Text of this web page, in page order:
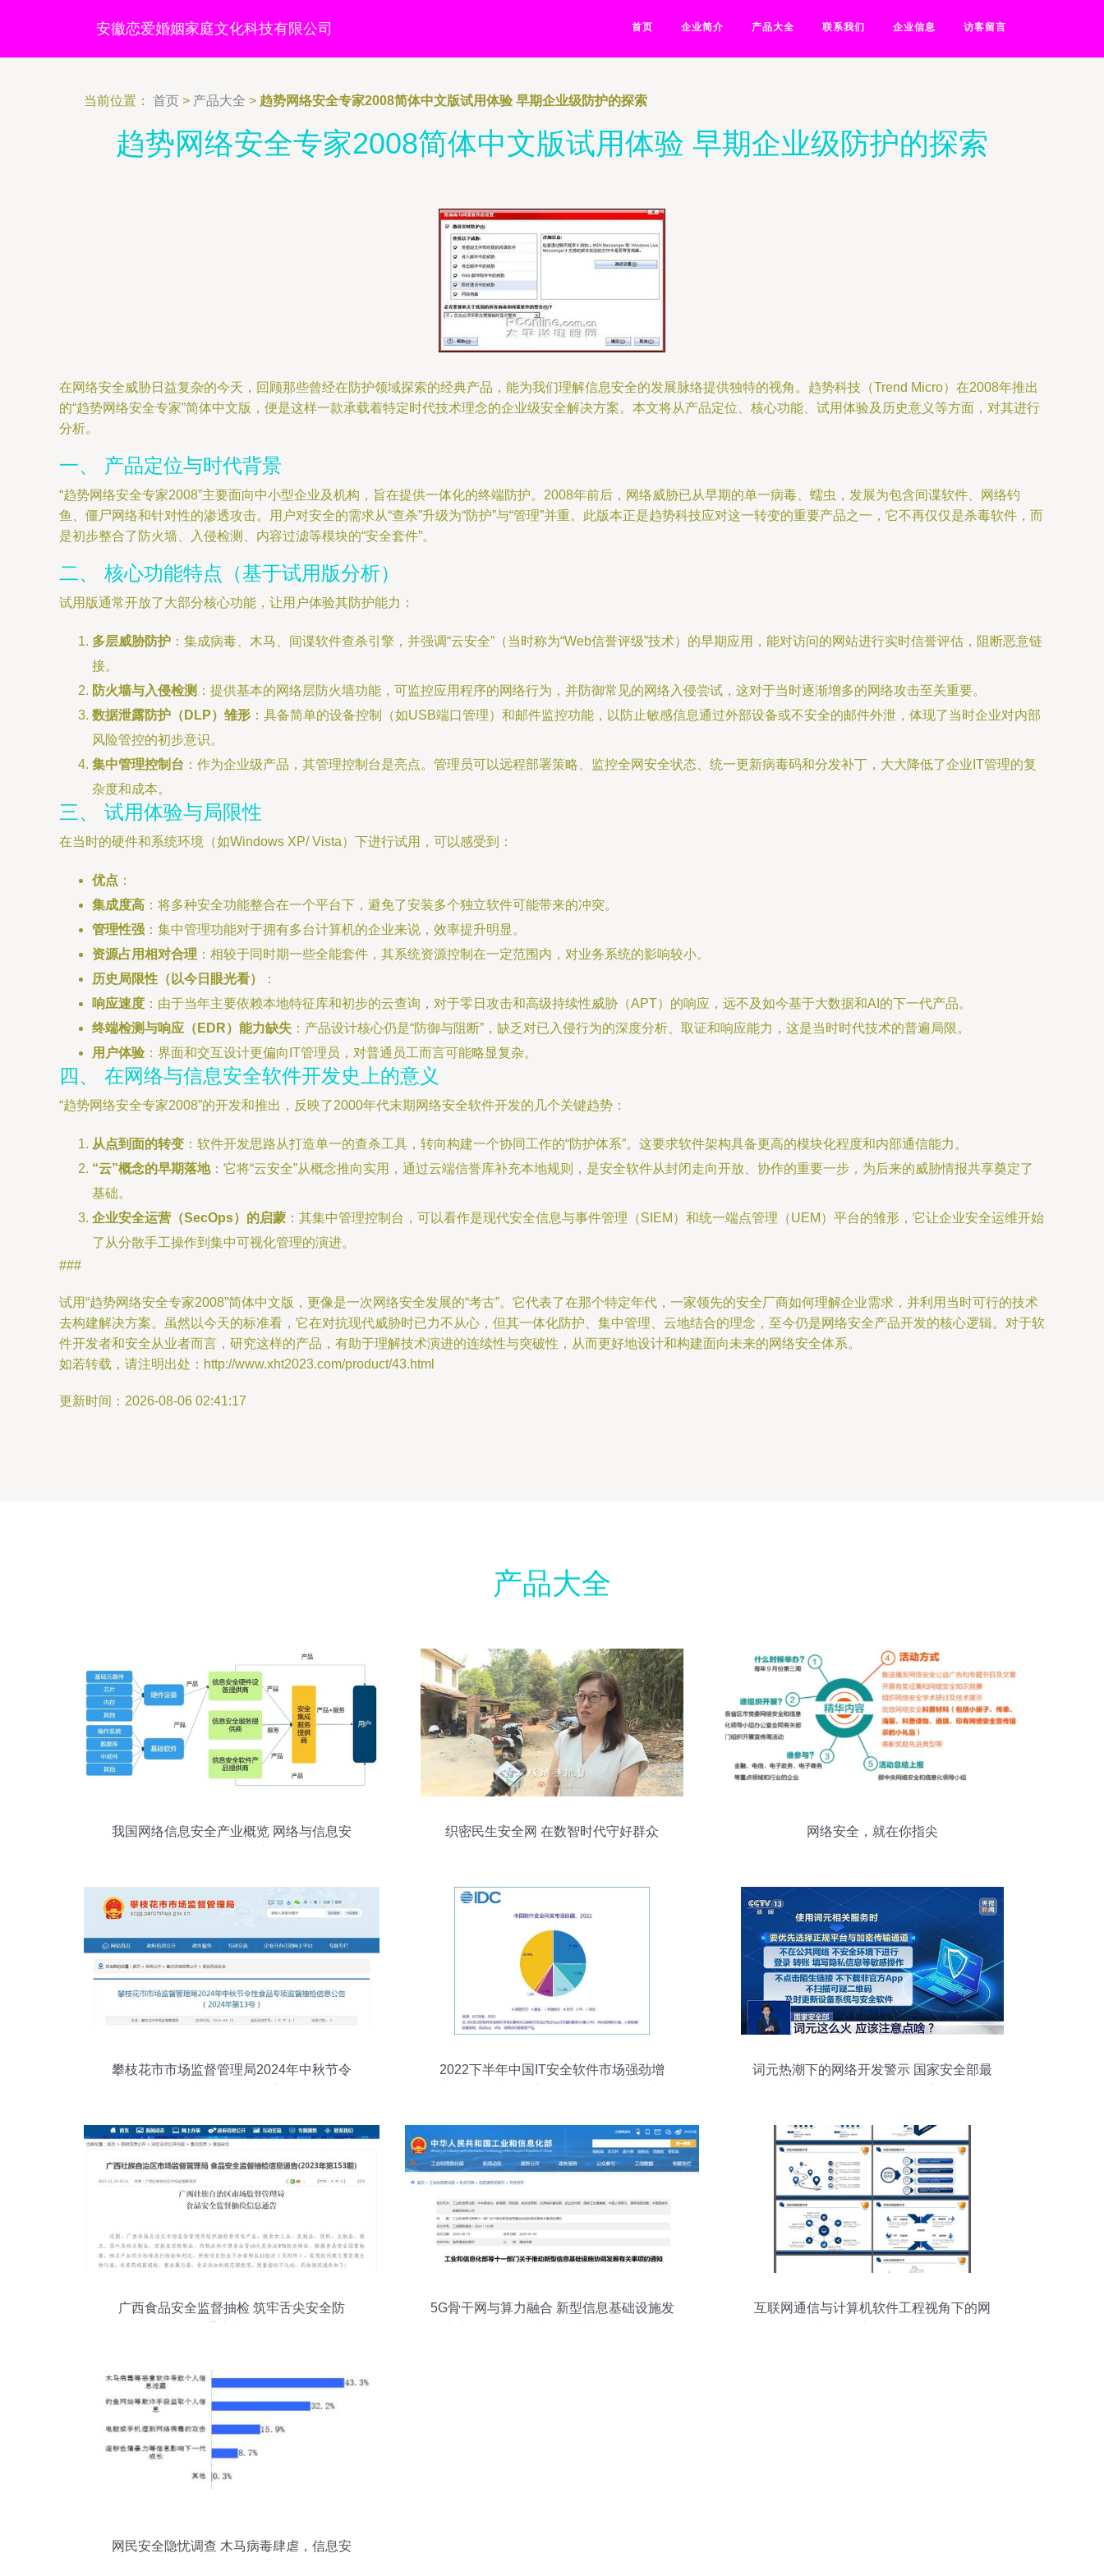
安徽恋爱婚姻家庭文化科技有限公司 首页 企业简介 产品大全 联系我们 企业信息 访客留言
当前位置： 首页 > 产品大全 > 趋势网络安全专家2008简体中文版试用体验 早期企业级防护的探索
趋势网络安全专家2008简体中文版试用体验 早期企业级防护的探索
在网络安全威胁日益复杂的今天，回顾那些曾经在防护领域探索的经典产品，能为我们理解信息安全的发展脉络提供独特的视角。趋势科技（Trend Micro）在2008年推出
的“趋势网络安全专家”简体中文版，便是这样一款承载着特定时代技术理念的企业级安全解决方案。本文将从产品定位、核心功能、试用体验及历史意义等方面，对其进行
分析。
一、 产品定位与时代背景
“趋势网络安全专家2008”主要面向中小型企业及机构，旨在提供一体化的终端防护。2008年前后，网络威胁已从早期的单一病毒、蠕虫，发展为包含间谍软件、网络钓
鱼、僵尸网络和针对性的渗透攻击。用户对安全的需求从“查杀”升级为“防护”与“管理”并重。此版本正是趋势科技应对这一转变的重要产品之一，它不再仅仅是杀毒软件，而
是初步整合了防火墙、入侵检测、内容过滤等模块的“安全套件”。
二、 核心功能特点（基于试用版分析）
试用版通常开放了大部分核心功能，让用户体验其防护能力：
多层威胁防护 ：集成病毒、木马、间谍软件查杀引擎，并强调“云安全”（当时称为“Web信誉评级”技术）的早期应用，能对访问的网站进行实时信誉评估，阻断恶意链
接。
防火墙与入侵检测 ：提供基本的网络层防火墙功能，可监控应用程序的网络行为，并防御常见的网络入侵尝试，这对于当时逐渐增多的网络攻击至关重要。
数据泄露防护（DLP）雏形 ：具备简单的设备控制（如USB端口管理）和邮件监控功能，以防止敏感信息通过外部设备或不安全的邮件外泄，体现了当时企业对内部
风险管控的初步意识。
集中管理控制台 ：作为企业级产品，其管理控制台是亮点。管理员可以远程部署策略、监控全网安全状态、统一更新病毒码和分发补丁，大大降低了企业IT管理的复
杂度和成本。
三、 试用体验与局限性
在当时的硬件和系统环境（如Windows XP/ Vista）下进行试用，可以感受到：
优点 ：
集成度高 ：将多种安全功能整合在一个平台下，避免了安装多个独立软件可能带来的冲突。
管理性强 ：集中管理功能对于拥有多台计算机的企业来说，效率提升明显。
资源占用相对合理 ：相较于同时期一些全能套件，其系统资源控制在一定范围内，对业务系统的影响较小。
历史局限性（以今日眼光看）
：
响应速度 ：由于当年主要依赖本地特征库和初步的云查询，对于零日攻击和高级持续性威胁（APT）的响应，远不及如今基于大数据和AI的下一代产品。
终端检测与响应（EDR）能力缺失 ：产品设计核心仍是“防御与阻断”，缺乏对已入侵行为的深度分析、取证和响应能力，这是当时时代技术的普遍局限。
用户体验 ：界面和交互设计更偏向IT管理员，对普通员工而言可能略显复杂。
四、 在网络与信息安全软件开发史上的意义
“趋势网络安全专家2008”的开发和推出，反映了2000年代末期网络安全软件开发的几个关键趋势：
从点到面的转变 ：软件开发思路从打造单一的查杀工具，转向构建一个协同工作的“防护体系”。这要求软件架构具备更高的模块化程度和内部通信能力。
“云”概念的早期落地：它将“云安全”从概念推向实用，通过云端信誉库补充本地规则，是安全软件从封闭走向开放、协作的重要一步，为后来的威胁情报共享奠定了
基础。
企业安全运营（SecOps）的启蒙 ：其集中管理控制台，可以看作是现代安全信息与事件管理（SIEM）和统一端点管理（UEM）平台的雏形，它让企业安全运维开始
了从分散手工操作到集中可视化管理的演进。
###
试用“趋势网络安全专家2008”简体中文版，更像是一次网络安全发展的“考古”。它代表了在那个特定年代，一家领先的安全厂商如何理解企业需求，并利用当时可行的技术
去构建解决方案。虽然以今天的标准看，它在对抗现代威胁时已力不从心，但其一体化防护、集中管理、云地结合的理念，至今仍是网络安全产品开发的核心逻辑。对于软
件开发者和安全从业者而言，研究这样的产品，有助于理解技术演进的连续性与突破性，从而更好地设计和构建面向未来的网络安全体系。
如若转载，请注明出处：http://www.xht2023.com/product/43.html
更新时间：2026-08-06 02:41:17
产品大全
我国网络信息安全产业概览 网络与信息安
织密民生安全网 在数智时代守好群众 网络安全，就在你指尖
攀枝花市市场监督管理局2024年中秋节令
2022下半年中国IT安全软件市场强劲增
词元热潮下的网络开发警示 国家安全部最
广西食品安全监督抽检 筑牢舌尖安全防
5G骨干网与算力融合 新型信息基础设施发
互联网通信与计算机软件工程视角下的网
网民安全隐忧调查 木马病毒肆虐，信息安